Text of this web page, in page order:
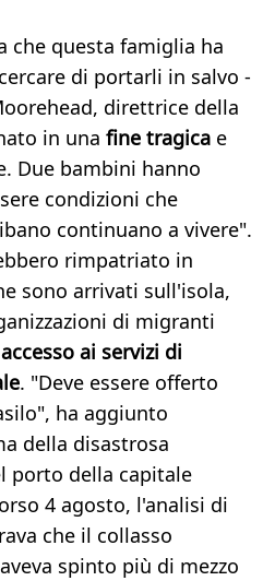
che questa famiglia ha
di portarli in salvo -
direttrice della
in una fine tragica e
Due bambini hanno
condizioni che
continuano a vivere".
rimpatriato in
sono arrivati sull'isola,
di migranti
ai servizi di
. "Deve essere offerto
ha aggiunto
della disastrosa
porto della capitale
4 agosto, l'analisi di
che il collasso
spinto più di mezzo